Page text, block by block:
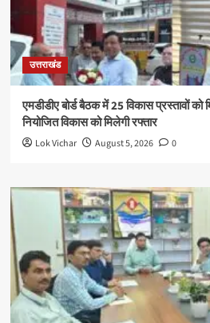
उत्तराखंड
एमडीडीए बोर्ड बैठक में 25 विकास प्रस्तावों
नियोजित विकास को मिलेगी रफ्तार
Lok Vichar August 5, 2026 0